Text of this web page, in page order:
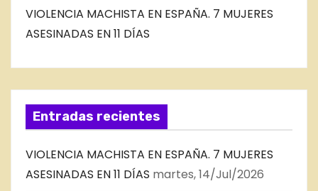
VIOLENCIA MACHISTA EN ESPAÑA. 7 MUJERES
ASESINADAS EN 11 DÍAS
Entradas recientes
VIOLENCIA MACHISTA EN ESPAÑA. 7 MUJERES
ASESINADAS EN 11 DÍAS martes, 14/Jul/2026